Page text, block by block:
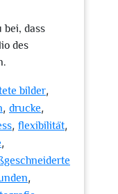
bei, dass
des
bilder,
, drucke,
, flexibilität,
,
,